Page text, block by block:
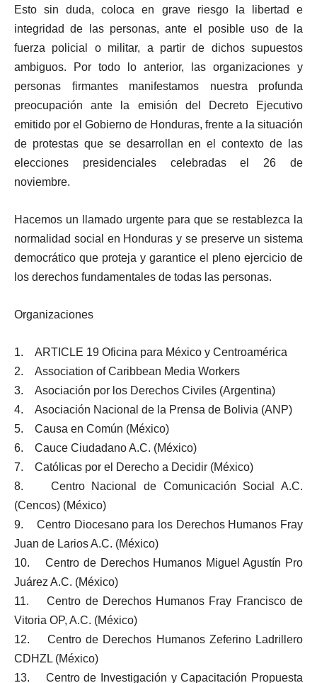
Esto sin duda, coloca en grave riesgo la libertad e
integridad de las personas, ante el posible uso de la
fuerza policial o militar, a partir de dichos supuestos
ambiguos. Por todo lo anterior, las organizaciones y
personas firmantes manifestamos nuestra profunda
preocupación ante la emisión del Decreto Ejecutivo
emitido por el Gobierno de Honduras, frente a la situación
de protestas que se desarrollan en el contexto de las
elecciones presidenciales celebradas el 26 de
noviembre.
Hacemos un llamado urgente para que se restablezca la
normalidad social en Honduras y se preserve un sistema
democrático que proteja y garantice el pleno ejercicio de
los derechos fundamentales de todas las personas.
Organizaciones
1. ARTICLE 19 Oficina para México y Centroamérica
2. Association of Caribbean Media Workers
3. Asociación por los Derechos Civiles (Argentina)
4. Asociación Nacional de la Prensa de Bolivia (ANP)
5. Causa en Común (México)
6. Cauce Ciudadano A.C. (México)
7. Católicas por el Derecho a Decidir (México)
8. Centro Nacional de Comunicación Social A.C.
(Cencos) (México)
9. Centro Diocesano para los Derechos Humanos Fray
Juan de Larios A.C. (México)
10. Centro de Derechos Humanos Miguel Agustín Pro
Juárez A.C. (México)
11. Centro de Derechos Humanos Fray Francisco de
Vitoria OP, A.C. (México)
12. Centro de Derechos Humanos Zeferino Ladrillero
CDHZL (México)
13. Centro de Investigación y Capacitación Propuesta